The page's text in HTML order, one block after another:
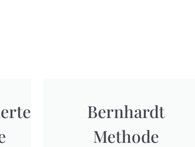
Bernhardt
Methode